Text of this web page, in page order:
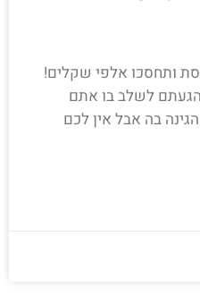
ותחסכו אלפי שקלים!
לשלב בו אתם
בה אבל אין לכם